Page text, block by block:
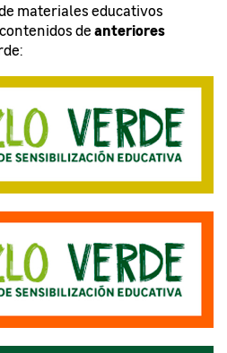
materiales educativos
deanteriores